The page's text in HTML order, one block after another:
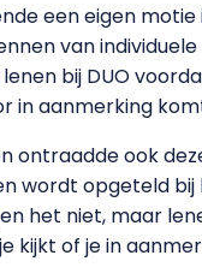
een eigen
van
bij DUO
in aanmerking
ontraadde ook
wordt opgeteld bij
het niet, maar
kijkt of je in